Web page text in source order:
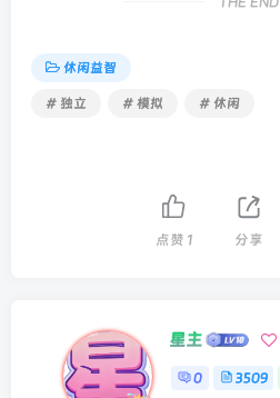
休闲益智
# 独立 # 模拟 # 休闲
点赞 1 分享
星主
0 3509